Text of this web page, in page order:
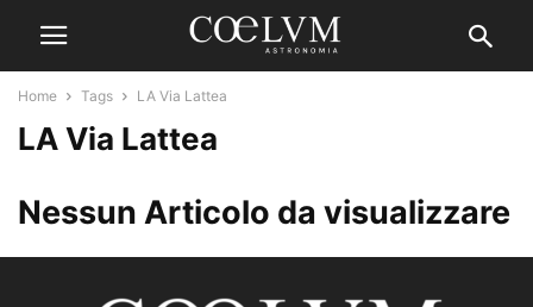
Home Tags LA Via Lattea
LA Via Lattea
Nessun Articolo da visualizzare